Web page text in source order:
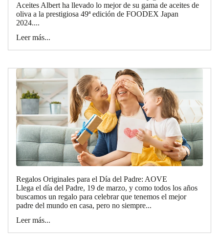
Aceites Albert ha llevado lo mejor de su gama de aceites de
oliva a la prestigiosa 49ª edición de FOODEX Japan
2024....
Leer más...
Regalos Originales para el Día del Padre: AOVE
Llega el día del Padre, 19 de marzo, y como todos los años
buscamos un regalo para celebrar que tenemos el mejor
padre del mundo en casa, pero no siempre...
Leer más...